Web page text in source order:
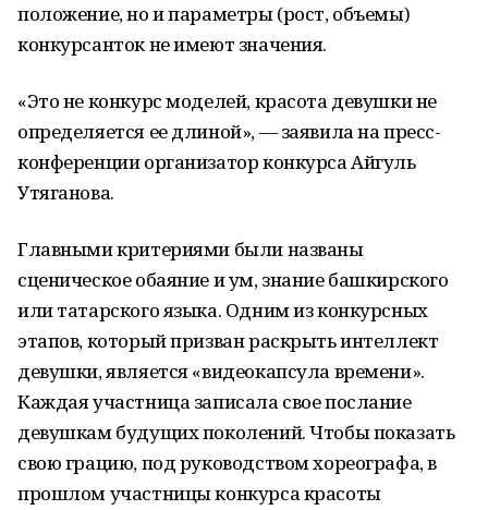
положение, но и параметры (рост, объемы)
конкурсанток не имеют значения.
«Это не конкурс моделей, красота девушки не
определяется ее длиной», — заявила на пресс-
конференции организатор конкурса Айгуль
Утяганова.
Главными критериями были названы
сценическое обаяние и ум, знание башкирского
или татарского языка. Одним из конкурсных
этапов, который призван раскрыть интеллект
девушки, является «видеокапсула времени».
Каждая участница записала свое послание
девушкам будущих поколений. Чтобы показать
свою грацию, под руководством хореографа, в
прошлом участницы конкурса красоты